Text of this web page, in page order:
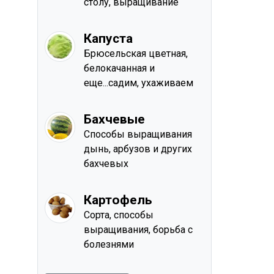
Капуста
Брюсельская цветная,
белокачанная и
еще...садим, ухаживаем
Бахчевые
Способы выращивания
дынь, арбузов и других
бахчевых
Картофель
Сорта, способы
выращивания, борьба с
болезнями